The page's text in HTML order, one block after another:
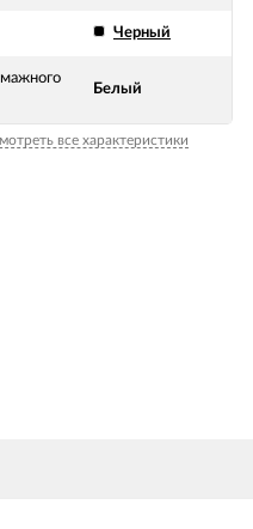
Черный
Белый
все характеристики